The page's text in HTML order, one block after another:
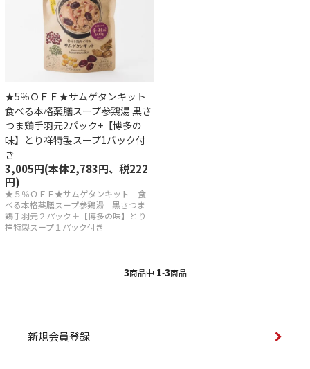
歴史はスープにあり
のこだわり
の美味しい召し上がり方
解凍の方法
登録
ン
要
★5％ＯＦＦ★サムゲタンキット
食べる本格薬膳スープ参鶏湯 黒さ
つま鶏手羽元2パック+【博多の
味】とり祥特製スープ1パック付
き
3,005円(本体2,783円、税222
円)
★５％ＯＦＦ★サムゲタンキット 食
べる本格薬膳スープ参鶏湯 黒さつま
鶏手羽元２パック＋【博多の味】とり
祥特製スープ１パック付き
3商品中 1-3商品
新規会員登録